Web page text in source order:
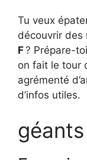
Tu veux
découvrir des
F? Prépare-
on fait le tour
agrémenté
d’infos utiles.